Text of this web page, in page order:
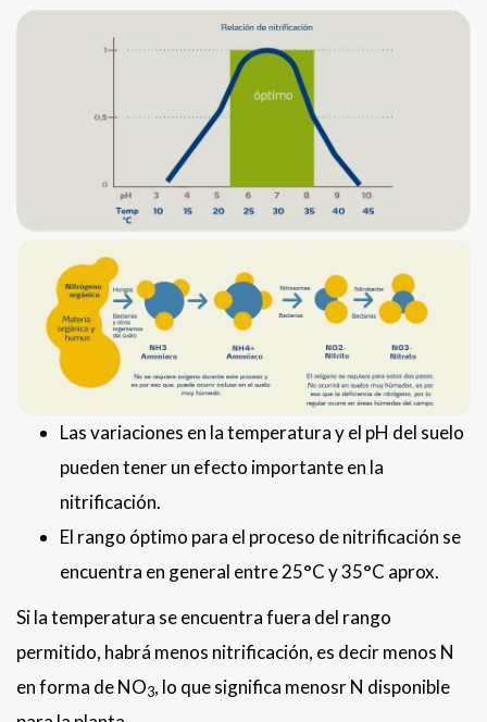
Las variaciones en la temperatura y el pH del suelo
pueden tener un efecto importante en la
nitrificación.
El rango óptimo para el proceso de nitrificación se
encuentra en general entre 25°C y 35°C aprox.
Si la temperatura se encuentra fuera del rango
permitido, habrá menos nitrificación, es decir menos N
en forma de NO3, lo que significa menosr N disponible